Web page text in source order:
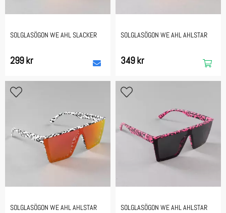
SOLGLASÖGON WE AHL SLACKER
299 kr
SOLGLASÖGON WE AHL AHLSTAR
349 kr
SOLGLASÖGON WE AHL AHLSTAR SOLGLASÖGON WE AHL AHLSTAR